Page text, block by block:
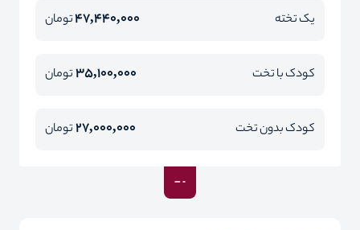
یک تخته 47,440,000تومان
کودک با تخت 35,100,000تومان
کودک بدون تخت 27,000,000تومان